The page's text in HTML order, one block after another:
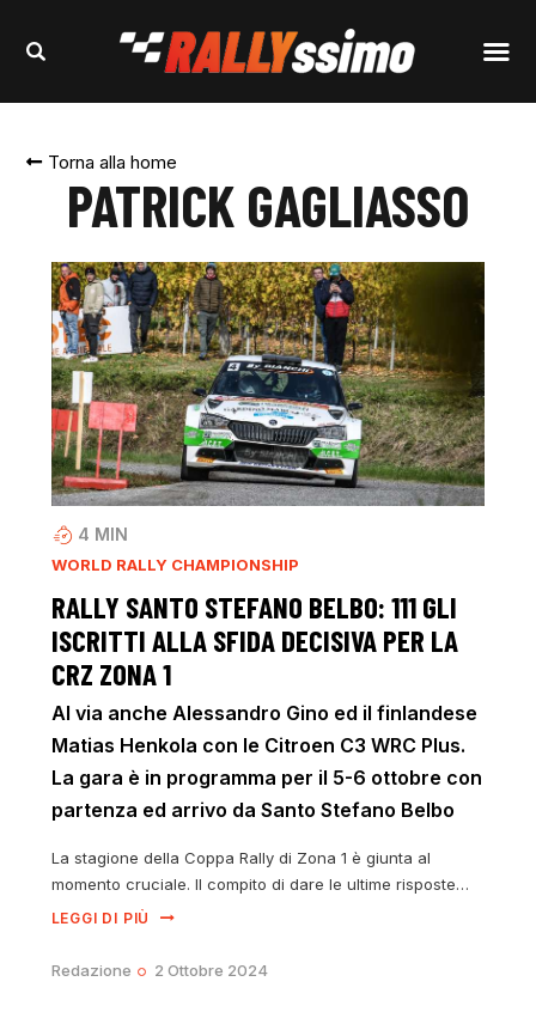
Torna alla home
PATRICK GAGLIASSO
4 MIN
WORLD RALLY CHAMPIONSHIP
RALLY SANTO STEFANO BELBO: 111 GLI
ISCRITTI ALLA SFIDA DECISIVA PER LA
CRZ ZONA 1
Al via anche Alessandro Gino ed il finlandese
Matias Henkola con le Citroen C3 WRC Plus.
La gara è in programma per il 5-6 ottobre con
partenza ed arrivo da Santo Stefano Belbo
La stagione della Coppa Rally di Zona 1 è giunta al
momento cruciale. Il compito di dare le ultime risposte…
LEGGI DI PIÙ
Redazione 2 Ottobre 2024